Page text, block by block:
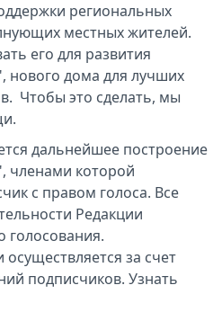
региональных
местных жителей.
его для развития
нового дома для лучших
Чтобы это сделать, мы
дальнейшее построение
членами которой
с правом голоса. Все
Редакции
голосования.
за счет
подписчиков. Узнать